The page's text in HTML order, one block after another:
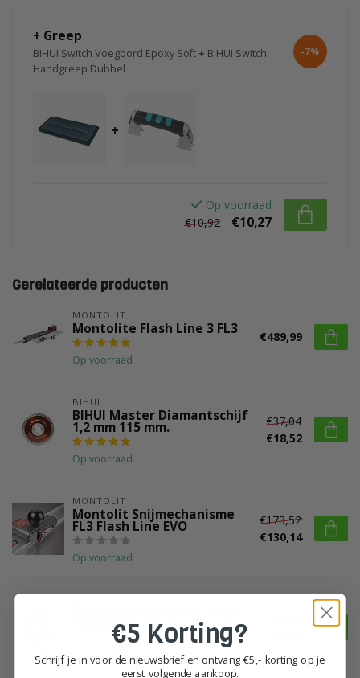
+ Greep
BIHUI Switch Voegbord Epoxy Soft + BIHUI Switch
Handgreep Dubbel
-7%
+
Op voorraad
€10,92
€10,27
Gerelateerde producten
MONTOLIT
Montolite Flash Line 3 FL3
Op voorraad
€489,99
BIHUI
BIHUI Master Diamantschijf
1,2 mm 115 mm.
Op voorraad
€37,04
€18,52
MONTOLIT
Montolit Snijmechanisme
FL3 Flash Line EVO
Op voorraad
€173,52
€130,14
100 st.
Op voorraad
€5 Korting?
Schrijf je in voor de nieuwsbrief en ontvang €5,- korting op je
eerst volgende aankoop.